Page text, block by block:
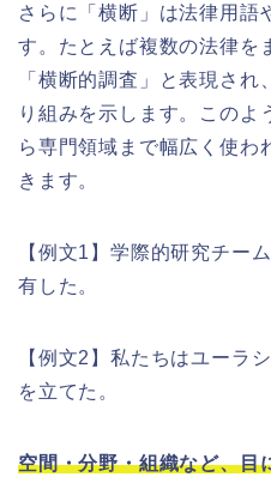
さらに「横断」は法律用語
す。たとえば複数の法律を
「横断的調査」と表現さ
り組みを示します。このよ
ら専門領域まで幅広く使わ
きます。
【例文1】学際的研究チー
有した。
【例文2】私たちはユーラ
を立てた。
空間・分野・組織など、目